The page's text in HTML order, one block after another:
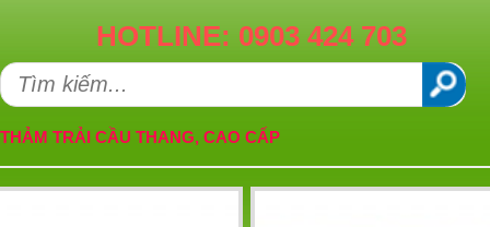
HOTLINE: 0903 424 703
THẢM TRẢI CẦU THANG, CAO CẤP